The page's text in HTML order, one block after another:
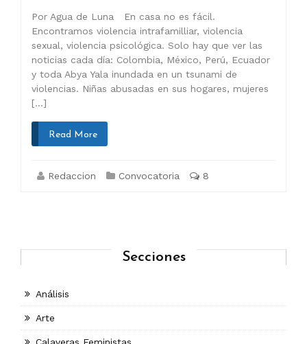
Por Agua de Luna En casa no es fácil.
Encontramos violencia intrafamilliar, violencia
sexual, violencia psicológica. Solo hay que ver las
noticias cada día: Colombia, México, Perú, Ecuador
y toda Abya Yala inundada en un tsunami de
violencias. Niñas abusadas en sus hogares, mujeres
[…]
Read More
Redaccion Convocatoria 8
Secciones
Análisis
Arte
Calaveras Feministas